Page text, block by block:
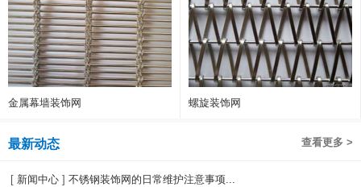
金属幕墙装饰网 螺旋装饰网
查看更多 >
最新动态
[ 新闻中心 ] 不锈钢装饰网的日常维护注意事项...